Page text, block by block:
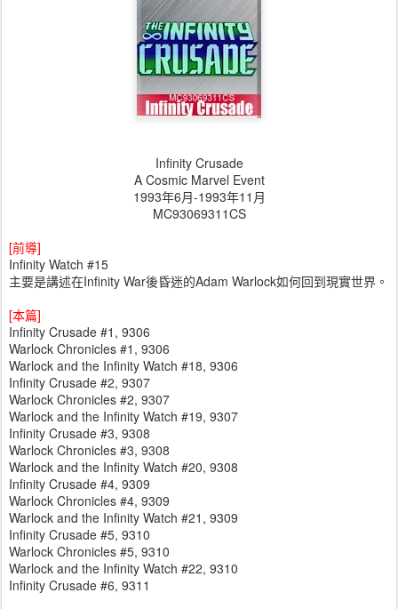
Infinity Crusade
A Cosmic Marvel Event
1993年6月-1993年11月
MC93069311CS
[前導]
Infinity Watch #15
主要是講述在Infinity War後昏迷的Adam Warlock如何回到現實世界。
[本篇]
Infinity Crusade #1, 9306
Warlock Chronicles #1, 9306
Warlock and the Infinity Watch #18, 9306
Infinity Crusade #2, 9307
Warlock Chronicles #2, 9307
Warlock and the Infinity Watch #19, 9307
Infinity Crusade #3, 9308
Warlock Chronicles #3, 9308
Warlock and the Infinity Watch #20, 9308
Infinity Crusade #4, 9309
Warlock Chronicles #4, 9309
Warlock and the Infinity Watch #21, 9309
Infinity Crusade #5, 9310
Warlock Chronicles #5, 9310
Warlock and the Infinity Watch #22, 9310
Infinity Crusade #6, 9311